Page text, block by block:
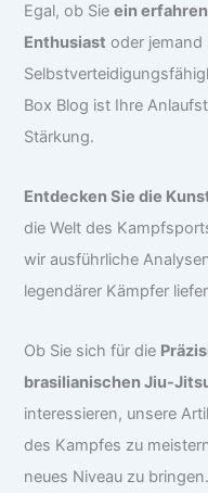
Egal, ob Sieein
Enthusiast oder jemand
Box Blog ist Ihre
Stärkung.
Entdecken Sie die
die Welt des
wir ausführliche
legendärer Kämpfer
Ob Sie sich für die
brasilianischen Jiu-
interessieren, unsere
des Kampfes zu
neues Niveau zu bringen.